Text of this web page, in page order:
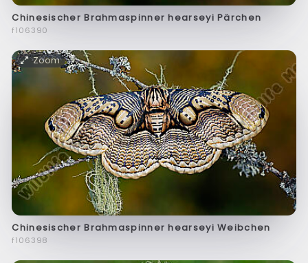
Chinesischer Brahmaspinner hearseyi Pärchen
f106390
Zoom
Chinesischer Brahmaspinner hearseyi Weibchen
f106398